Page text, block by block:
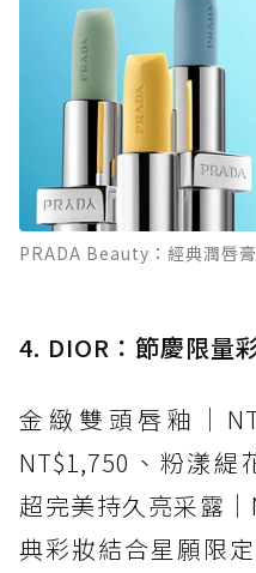
PRADA Beauty：經典潤唇
4. DIOR：節慶限量
金緻雙頭唇釉｜
NT$1,750、粉漾緹
超完美持久亮采露
典彩妝結合星願限